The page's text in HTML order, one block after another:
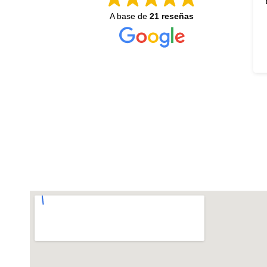
A base de 21 reseñas